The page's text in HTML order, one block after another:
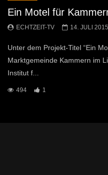
Ein Motel für
ECHTZEIT-TV 14. JULI 2015
Unter dem Projekt-Titel “Ein
Marktgemeinde Kammern im
Institut f...
494 1